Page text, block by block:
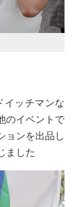
ッチマンな
のイベントで
ョンを出品し
ました